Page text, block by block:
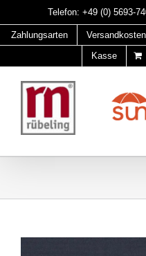
to
content
Telefon: +49 (0) 5693-
Zahlungsarten Versandkosten
Kasse